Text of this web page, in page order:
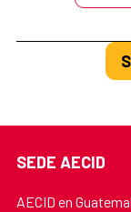
SEDE AECID
AECID en